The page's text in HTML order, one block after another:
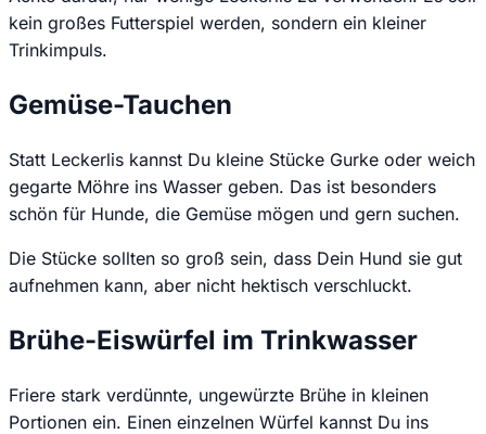
kein großes Futterspiel werden, sondern ein kleiner
Trinkimpuls.
Gemüse-Tauchen
Statt Leckerlis kannst Du kleine Stücke Gurke oder weich
gegarte Möhre ins Wasser geben. Das ist besonders
schön für Hunde, die Gemüse mögen und gern suchen.
Die Stücke sollten so groß sein, dass Dein Hund sie gut
aufnehmen kann, aber nicht hektisch verschluckt.
Brühe-Eiswürfel im Trinkwasser
Friere stark verdünnte, ungewürzte Brühe in kleinen
Portionen ein. Einen einzelnen Würfel kannst Du ins